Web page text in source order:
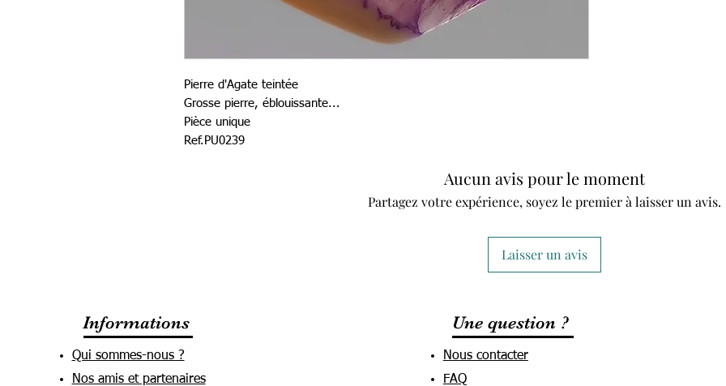
Pierre d'Agate teintée
Grosse pierre, éblouissante...
Pièce unique
Ref.PU0239
Aucun avis pour le moment
Partagez votre expérience, soyez le premier à laisser un avis.
Laisser un avis
Informations
Qui sommes-nous ?
Nos amis et partenaires
Une question ?
Nous contacter
FAQ